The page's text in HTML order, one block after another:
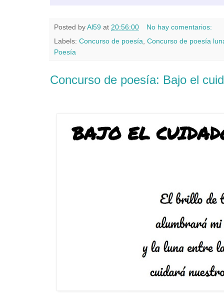
Posted byAl59 at 20:56:00
No hay comentarios:
Labels: Concurso de poesía Concurso de poesía
Poesía
Concurso de poesía: Bajo el